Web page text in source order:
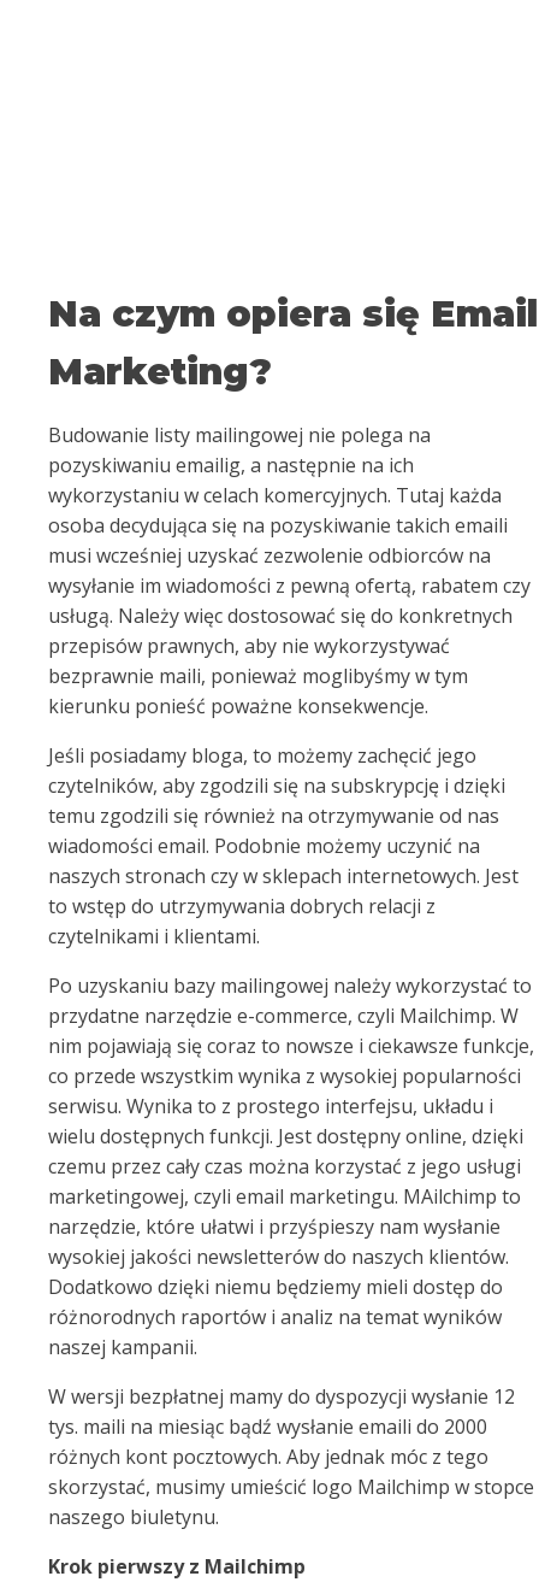
Na czym opiera się Email
Marketing?
Budowanie listy mailingowej nie polega na
pozyskiwaniu emailig, a następnie na ich
wykorzystaniu w celach komercyjnych. Tutaj każda
osoba decydująca się na pozyskiwanie takich emaili
musi wcześniej uzyskać zezwolenie odbiorców na
wysyłanie im wiadomości z pewną ofertą, rabatem czy
usługą. Należy więc dostosować się do konkretnych
przepisów prawnych, aby nie wykorzystywać
bezprawnie maili, ponieważ moglibyśmy w tym
kierunku ponieść poważne konsekwencje.
Jeśli posiadamy bloga, to możemy zachęcić jego
czytelników, aby zgodzili się na subskrypcję i dzięki
temu zgodzili się również na otrzymywanie od nas
wiadomości email. Podobnie możemy uczynić na
naszych stronach czy w sklepach internetowych. Jest
to wstęp do utrzymywania dobrych relacji z
czytelnikami i klientami.
Po uzyskaniu bazy mailingowej należy wykorzystać to
przydatne narzędzie e-commerce, czyli Mailchimp. W
nim pojawiają się coraz to nowsze i ciekawsze funkcje,
co przede wszystkim wynika z wysokiej popularności
serwisu. Wynika to z prostego interfejsu, układu i
wielu dostępnych funkcji. Jest dostępny online, dzięki
czemu przez cały czas można korzystać z jego usługi
marketingowej, czyli email marketingu. MAilchimp to
narzędzie, które ułatwi i przyśpieszy nam wysłanie
wysokiej jakości newsletterów do naszych klientów.
Dodatkowo dzięki niemu będziemy mieli dostęp do
różnorodnych raportów i analiz na temat wyników
naszej kampanii.
W wersji bezpłatnej mamy do dyspozycji wysłanie 12
tys. maili na miesiąc bądź wysłanie emaili do 2000
różnych kont pocztowych. Aby jednak móc z tego
skorzystać, musimy umieścić logo Mailchimp w stopce
naszego biuletynu.
Krok pierwszy z Mailchimp